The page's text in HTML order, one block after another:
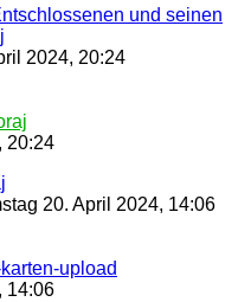
und seinen
2024, 20:24
20:24
20. April 2024, 14:06
upload
14:06